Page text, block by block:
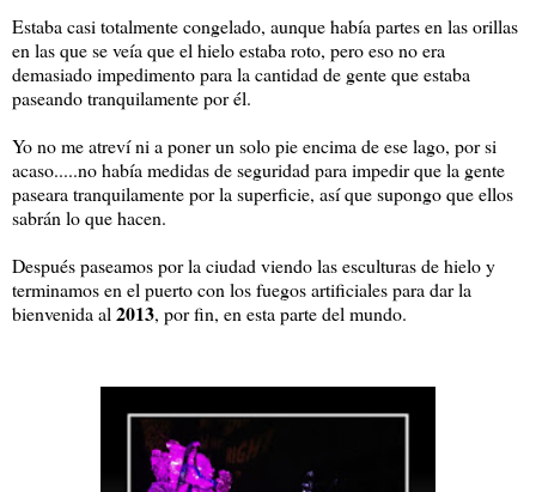
Estaba casi totalmente congelado, aunque había partes en las orillas
en las que se veía que el hielo estaba roto, pero eso no era
demasiado impedimento para la cantidad de gente que estaba
paseando tranquilamente por él.
Yo no me atreví ni a poner un solo pie encima de ese lago, por si
acaso.....no había medidas de seguridad para impedir que la gente
paseara tranquilamente por la superficie, así que supongo que ellos
sabrán lo que hacen.
Después paseamos por la ciudad viendo las esculturas de hielo y
terminamos en el puerto con los fuegos artificiales para dar la
bienvenida al 2013, por fin, en esta parte del mundo.